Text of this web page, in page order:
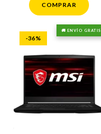
COMPRAR
🚚 ENVÍO GRATIS
-36%